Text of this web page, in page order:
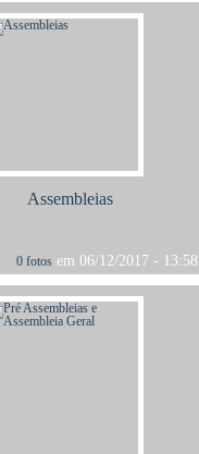
Assembleias
0 fotos em 06/12/2017 - 13:58